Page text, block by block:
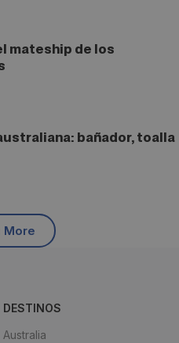
mateship de los
bañador, toalla
More
DESTINOS
Australia